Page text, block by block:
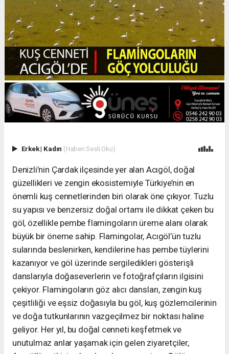
Erkek| Kadın (Haberi Sesli Oku)
Denizli’nin Çardak ilçesinde yer alan Acıgöl, doğal
güzellikleri ve zengin ekosistemiyle Türkiye’nin en
önemli kuş cennetlerinden biri olarak öne çıkıyor. Tuzlu
su yapısı ve benzersiz doğal ortamı ile dikkat çeken bu
göl, özellikle pembe flamingoların üreme alanı olarak
büyük bir öneme sahip. Flamingolar, Acıgöl’ün tuzlu
sularında beslenirken, kendilerine has pembe tüylerini
kazanıyor ve göl üzerinde sergiledikleri gösterişli
danslarıyla doğaseverlerin ve fotoğrafçıların ilgisini
çekiyor. Flamingoların göz alıcı dansları, zengin kuş
çeşitliliği ve eşsiz doğasıyla bu göl, kuş gözlemcilerinin
ve doğa tutkunlarının vazgeçilmez bir noktası haline
geliyor. Her yıl, bu doğal cenneti keşfetmek ve
unutulmaz anlar yaşamak için gelen ziyaretçiler,